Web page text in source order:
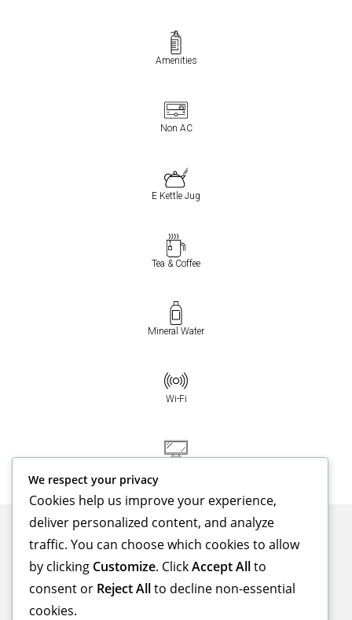
Amenities
Non AC
E Kettle Jug
Tea & Coffee
Mineral Water
Wi-Fi
GRAND METRO HOTEL PUNCAK
Cianjur, Jawa Barat 43253
T. 0263512732 WA. 08111047899
We respect your privacy
Cookies help us improve your experience,
deliver personalized content, and analyze
traffic. You can choose which cookies to allow
by clicking Customize. ClickAccept Allto
consent or Reject Allto decline non-essential
cookies.